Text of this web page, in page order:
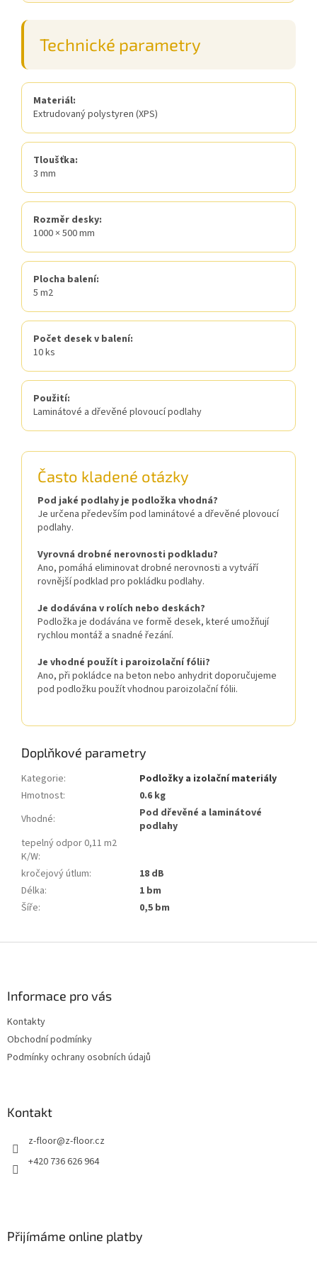
Technické parametry
Materiál:
Extrudovaný polystyren (XPS)
Tloušťka:
3 mm
Rozměr desky:
1000 × 500 mm
Plocha balení:
5 m2
Počet desek v balení:
10 ks
Použití:
Laminátové a dřevěné plovoucí podlahy
Často kladené otázky
Pod jaké podlahy je podložka vhodná?
Je určena především pod laminátové a dřevěné plovoucí
podlahy.
Vyrovná drobné nerovnosti podkladu?
Ano, pomáhá eliminovat drobné nerovnosti a vytváří
rovnější podklad pro pokládku podlahy.
Je dodávána v rolích nebo deskách?
Podložka je dodávána ve formě desek, které umožňují
rychlou montáž a snadné řezání.
Je vhodné použít i paroizolační fólii?
Ano, při pokládce na beton nebo anhydrit doporučujeme
pod podložku použít vhodnou paroizolační fólii.
Doplňkové parametry
Kategorie:
Podložky a izolační materiály
Hmotnost:
0.6 kg
Vhodné:
Pod dřevěné a laminátové
podlahy
tepelný odpor 0,11 m2
K/W:
kročejový útlum:
18 dB
Délka:
1 bm
Šíře: 0,5 bm
Informace pro vás
Kontakty
Obchodní podmínky
Podmínky ochrany osobních údajů
Kontakt
z-floor@z-floor.cz
+420 736 626 964
Přijímáme online platby